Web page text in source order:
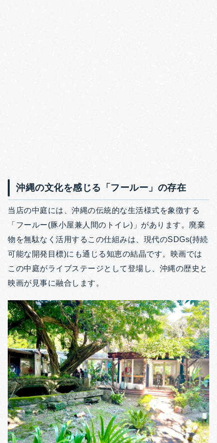
沖縄の文化を感じる「フールー」の存在
当店の中庭には、沖縄の伝統的な生活様式を象徴する
「フールー(豚小屋兼人間のトイレ)」があります。廃棄
物を無駄なく活用するこの仕組みは、現代のSDGs(持続
可能な開発目標)にも通じる知恵の結晶です。映画では
この中庭がライブステージとして登場し、沖縄の歴史と
映画が見事に融合します。